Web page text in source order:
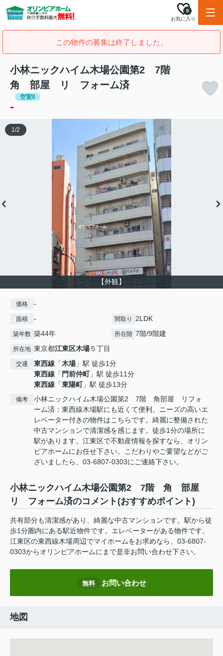
お気に入り
0
この物件の募集は終了しました。
小林ニックハイム木場公園第2 7階
角 部屋 リ フォーム済
空室0
-
【外観】
1/2
価格 -
面積 - 間取り 2LDK
築年数 築44年 所在階 7階/9階建
所在地 東京都江東区木場５丁目
交通 東西線 「木場」駅 徒歩1分
東西線 「 門前仲町」駅 徒歩11分
東西線 「東陽町」駅 徒歩13分
備考
小林ニックハイム木場公園第2 7階 角部屋 リフォ
ーム済：東西線木場駅にも近くて便利。ニーズの高いエ
レベーター付きの物件はこちらです。綺麗に整備された
中古マンションで清潔感を感じます。徒歩1分の場所に
駅があります。江東区で不動産情報を探すなら、オリン
ピアホームにお任せ下さい。こだわりやご要望などがご
ざいましたら、03-6807-0303にご連絡下さい。
小林ニックハイム木場公園第2 7階 角 部屋
リ フォーム済のコメント(おすすめポイント)
共有部分も清潔感があり、綺麗な中古マンションです。駅から徒
歩1分圏内にある駅近物件です。エレベーターがある物件です。
江東区の東西線木場周辺でマイホームをお求めなら、03-6807-
0303からオリンピアホームにまで是非お問い合わせ下さい。
無料 お問い合わせ
地図